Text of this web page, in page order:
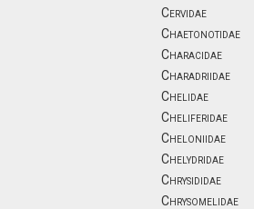
Cervidae
Chaetonotidae
Characidae
Charadriidae
Chelidae
Cheliferidae
Cheloniidae
Chelydridae
Chrysididae
Chrysomelidae